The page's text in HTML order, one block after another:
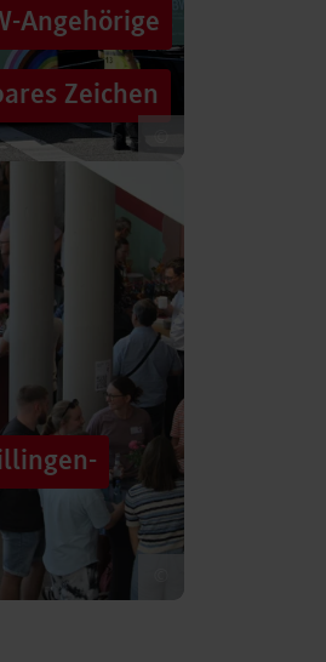
Angehörige
Zeichen
der
eigener DHBW-
schaffen, mit